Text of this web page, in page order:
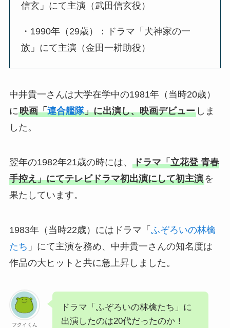
信玄」にて主演（武田信玄役）
・1990年（29歳）：ドラマ「犬神家の一
族」にて主演（金田一耕助役）
中井貴一さんは大学在学中の1981年（当時20歳）
に映画「連合艦隊」に出演し、映画デビューしま
した。
翌年の1982年21歳の時には、 ドラマ「立花登 青春
手控え」にてテレビドラマ初出演にして初主演を
果たしています。
1983年（当時22歳）にはドラマ「 ふぞろいの林檎
たち 」にて主演を務め、中井貴一さんの知名度は
作品の大ヒットと共に急上昇しました。
フクイくん
ドラマ「ふぞろいの林檎たち」に
出演したのは20代だったのか！